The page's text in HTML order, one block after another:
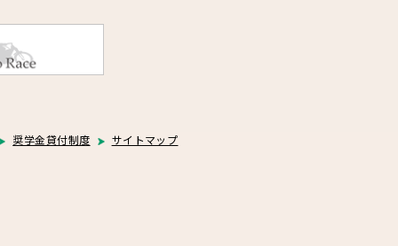
奨学金貸付制度 サイトマップ